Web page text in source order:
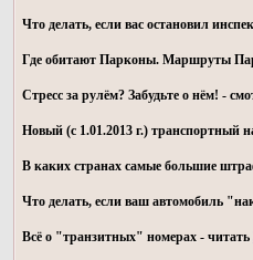
Что делать, если вас остановил
Где обитают Парконы. Маршруты
Стресс за рулём? Забудьте о нём! -
Новый (с 1.01.2013 г.) транспортный
В каких странах самые большие
Что делать, если ваш автомобиль
Всё о "транзитных" номерах - читать